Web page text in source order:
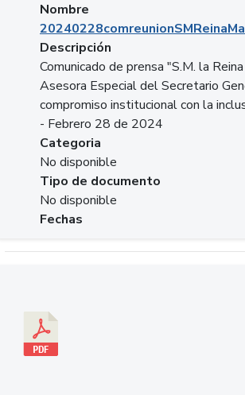
Nombre
Descripción
Comunicado de prensa "S.M. la
Asesora Especial del Secretario
compromiso institucional con la
- Febrero 28 de 2024
Categoria
No disponible
Tipo de documento
No disponible
Fechas